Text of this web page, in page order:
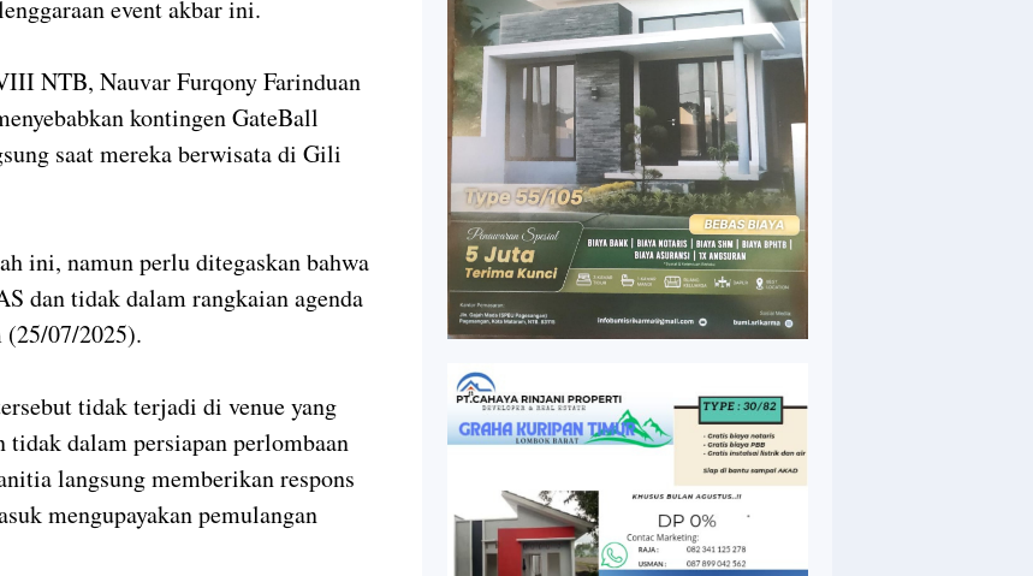
event akbar ini.
NTB, Nauvar Furqony Farinduan
kontingen GateBall
saat mereka berwisata di Gili
ini, namun perlu ditegaskan bahwa
dan tidak dalam rangkaian agenda
(25/07/2025).
tidak terjadi di venue yang
dalam persiapan perlombaan
langsung memberikan respons
mengupayakan pemulangan